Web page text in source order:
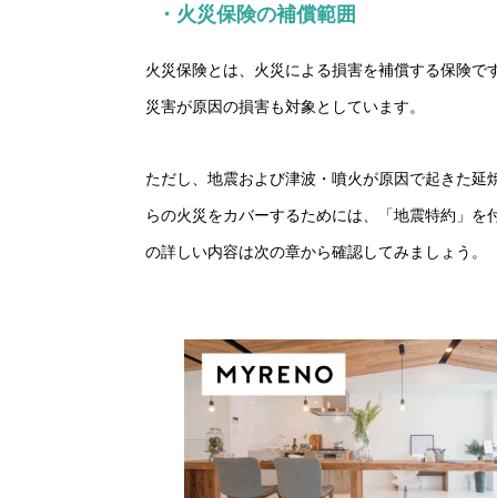
・火災保険の補償範囲
火災保険とは、火災による損害を補償する保険
災害が原因の損害も対象としています。
ただし、地震および津波・噴火が原因で起きた
らの火災をカバーするためには、「地震特約」
の詳しい内容は次の章から確認してみましょう。